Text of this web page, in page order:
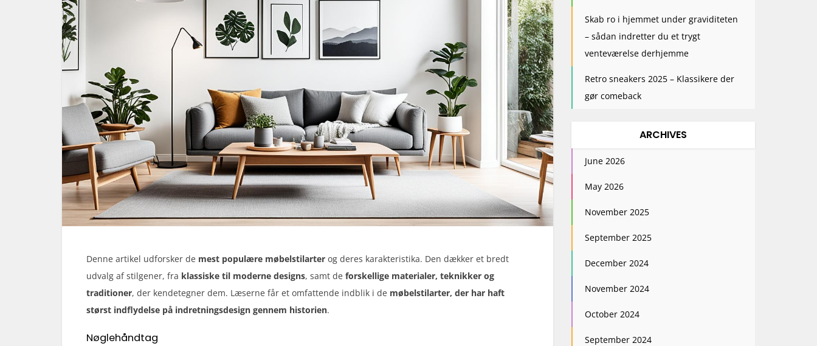
Denne artikel udforsker de mest populære møbelstilarter og deres karakteristika. Den dækker et bredt
udvalg af stilgener, fra klassiske til moderne designs, samt de forskellige materialer, teknikker og
traditioner, der kendetegner dem. Læserne får et omfattende indblik i de møbelstilarter, der har haft
størst indflydelse på indretningsdesign gennem historien.
Nøglehåndtag
Skab ro i hjemmet under graviditeten
– sådan indretter du et trygt
venteværelse derhjemme
Retro sneakers 2025 – Klassikere der
gør comeback
ARCHIVES
June 2026
May 2026
November 2025
September 2025
December 2024
November 2024
October 2024
September 2024